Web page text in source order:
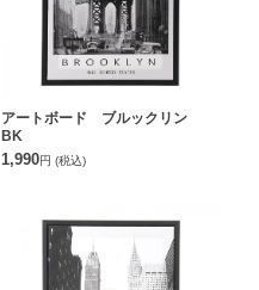
アートボード ブルックリン
BK
1,990円 (税込)